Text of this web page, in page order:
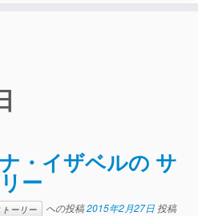
・イザベルの サ
ー
ーリー への投稿2015年2月27日 投稿